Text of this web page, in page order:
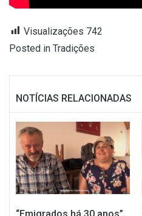
Visualizações 742
Posted in Tradições
NOTÍCIAS RELACIONADAS